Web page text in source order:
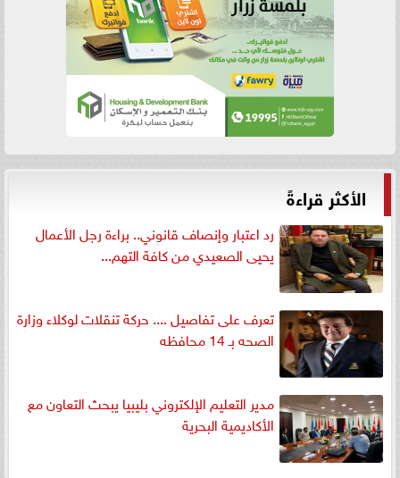
الأكثر قراءةً
رد اعتبار وإنصاف قانوني.. براءة رجل الأعمال
يحيى الصعيدي من كافة التهم...
تعرف على تفاصيل .... حركة تنقلات لوكلاء وزارة
الصحه بـ 14 محافظه
مدير التعليم الإلكتروني بليبيا يبحث التعاون مع
الأكاديمية البحرية